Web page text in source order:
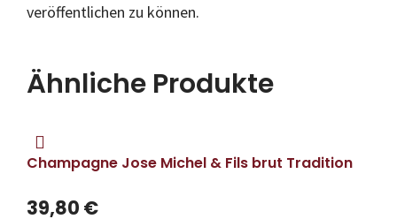
veröffentlichen zu können.
Ähnliche Produkte
Champagne Jose Michel & Fils brut Tradition
39,80 €